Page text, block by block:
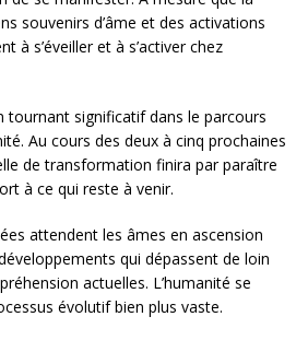
souvenirs d’âme et des activations
à s’éveiller et à s’activer chez
tournant significatif dans le parcours
Au cours des deux à cinq prochaines
de transformation finira par paraître
à ce qui reste à venir.
attendent les âmes en ascension
qui dépassent de loin
actuelles. L’humanité se
évolutif bien plus vaste.